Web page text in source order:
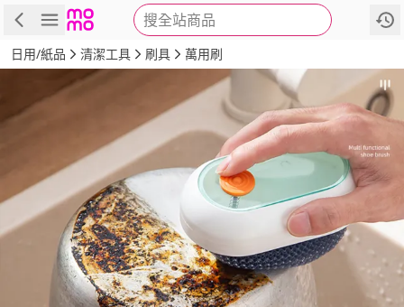
搜全站商品
商品 評價 詳情
日用/紙品 清潔工具 刷具 萬用刷